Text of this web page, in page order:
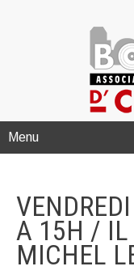
Menu
A 15H / IL
MICHEL